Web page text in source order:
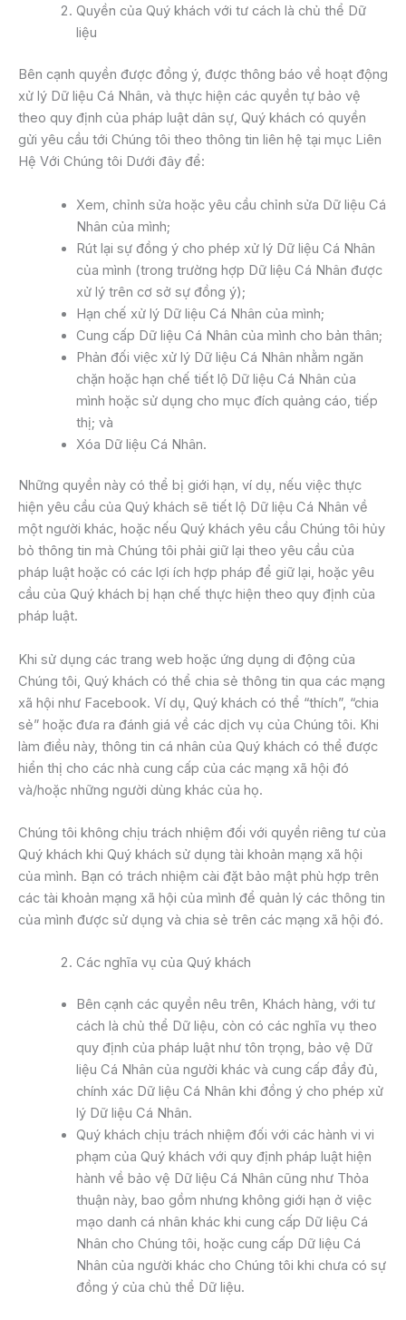
Quyền của Quý khách với tư cách là chủ thể Dữ
liệu
Bên cạnh quyền được đồng ý, được thông báo về hoạt động
xử lý Dữ liệu Cá Nhân, và thực hiện các quyền tự bảo vệ
theo quy định của pháp luật dân sự, Quý khách có quyền
gửi yêu cầu tới Chúng tôi theo thông tin liên hệ tại mục Liên
Hệ Với Chúng tôi Dưới đây để:
Xem, chỉnh sửa hoặc yêu cầu chỉnh sửa Dữ liệu Cá
Nhân của mình;
Rút lại sự đồng ý cho phép xử lý Dữ liệu Cá Nhân
của mình (trong trường hợp Dữ liệu Cá Nhân được
xử lý trên cơ sở sự đồng ý);
Hạn chế xử lý Dữ liệu Cá Nhân của mình;
Cung cấp Dữ liệu Cá Nhân của mình cho bản thân;
Phản đối việc xử lý Dữ liệu Cá Nhân nhằm ngăn
chặn hoặc hạn chế tiết lộ Dữ liệu Cá Nhân của
mình hoặc sử dụng cho mục đích quảng cáo, tiếp
thị; và
Xóa Dữ liệu Cá Nhân.
Những quyền này có thể bị giới hạn, ví dụ, nếu việc thực
hiện yêu cầu của Quý khách sẽ tiết lộ Dữ liệu Cá Nhân về
một người khác, hoặc nếu Quý khách yêu cầu Chúng tôi hủy
bỏ thông tin mà Chúng tôi phải giữ lại theo yêu cầu của
pháp luật hoặc có các lợi ích hợp pháp để giữ lại, hoặc yêu
cầu của Quý khách bị hạn chế thực hiện theo quy định của
pháp luật.
Khi sử dụng các trang web hoặc ứng dụng di động của
Chúng tôi, Quý khách có thể chia sẻ thông tin qua các mạng
xã hội như Facebook. Ví dụ, Quý khách có thể “thích”, “chia
sẻ” hoặc đưa ra đánh giá về các dịch vụ của Chúng tôi. Khi
làm điều này, thông tin cá nhân của Quý khách có thể được
hiển thị cho các nhà cung cấp của các mạng xã hội đó
và/hoặc những người dùng khác của họ.
Chúng tôi không chịu trách nhiệm đối với quyền riêng tư của
Quý khách khi Quý khách sử dụng tài khoản mạng xã hội
của mình. Bạn có trách nhiệm cài đặt bảo mật phù hợp trên
các tài khoản mạng xã hội của mình để quản lý các thông tin
của mình được sử dụng và chia sẻ trên các mạng xã hội đó.
Các nghĩa vụ của Quý khách
Bên cạnh các quyền nêu trên, Khách hàng, với tư
cách là chủ thể Dữ liệu, còn có các nghĩa vụ theo
quy định của pháp luật như tôn trọng, bảo vệ Dữ
liệu Cá Nhân của người khác và cung cấp đầy đủ,
chính xác Dữ liệu Cá Nhân khi đồng ý cho phép xử
lý Dữ liệu Cá Nhân.
Quý khách chịu trách nhiệm đối với các hành vi vi
phạm của Quý khách với quy định pháp luật hiện
hành về bảo vệ Dữ liệu Cá Nhân cũng như Thỏa
thuận này, bao gồm nhưng không giới hạn ở việc
mạo danh cá nhân khác khi cung cấp Dữ liệu Cá
Nhân cho Chúng tôi, hoặc cung cấp Dữ liệu Cá
Nhân của người khác cho Chúng tôi khi chưa có sự
đồng ý của chủ thể Dữ liệu.